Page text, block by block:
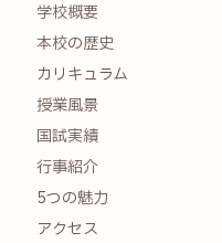
学校概要
本校の歴史
カリキュラム
授業風景
国試実績
行事紹介
5つの魅力
アクセス